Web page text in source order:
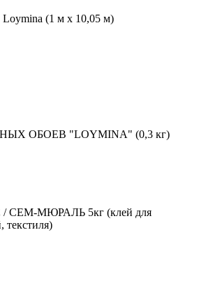
Loymina (1 м х 10,05 м)
ОБОЕВ "LOYMINA" (0,3 кг)
/ СЕМ-МЮРАЛЬ 5кг (клей для
текстиля)